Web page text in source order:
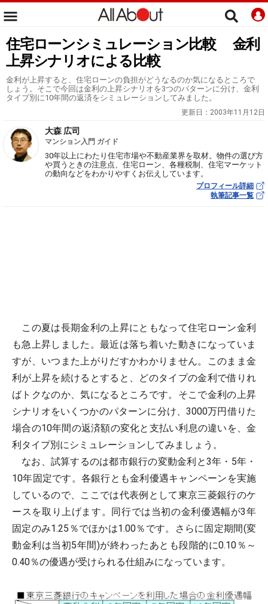
住宅ローンシミュレーション比較 金利
上昇シナリオによる比較
金利が上昇すると、住宅ローンの負担がどうなるのか気になるところで
しょう。そこで今回は金利の上昇シナリオを3つのパターンに分け、金利
タイプ別に10年間の返済をシミュレーションしてみました。
更新日： 2003年11月12日
大森 広司
マンション入門 ガイド
30年以上にわたり住宅市場や不動産業界を取材。物件の選び方
や買うときの注意点、住宅ローン、各種税制、住宅マーケット
の動向などをわかりやすくお伝えしています。
プロフィール詳細
執筆記事一覧
この夏は長期金利の上昇にともなって住宅ローン金利
も急上昇しました。最近は落ち着いた動きになっていま
すが、いつまた上がりだすかわかりません。このまま金
利が上昇を続けるとすると、どのタイプの金利で借りれ
ばトクなのか、気になるところです。そこで金利の上昇
シナリオをいくつかのパターンに分け、3000万円借りた
場合の10年間の返済額の変化と支払い利息の違いを、金
利タイプ別にシミュレーションしてみましょう。
なお、試算するのは都市銀行の変動金利と3年・5年・
10年固定です。各銀行とも金利優遇キャンペーンを実施
しているので、ここでは代表例として東京三菱銀行のケ
ースを取り上げます。同行では当初の金利優遇幅が3年
固定のみ1.25％でほかは1.00％です。さらに固定期間(変
動金利は当初5年間)が終わったあとも段階的に0.10％～
0.40％の優遇が受けられる仕組みになっています。